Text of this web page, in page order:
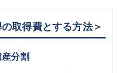
取得費とする方法＞
分割